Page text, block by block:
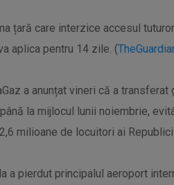
țară care interzice accesul
aplica pentru 14 zile. (
a anunțat vineri că a
la mijlocul lunii noiembrie,
milioane de locuitori ai
a pierdut principalul aeroport